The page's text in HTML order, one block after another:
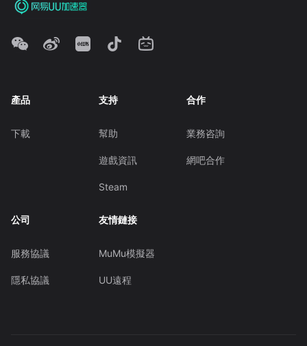
產品
下載
支持
幫助
遊戲資訊
Steam
合作
業務咨詢
網吧合作
公司
服務協議
隱私協議
友情鏈接
MuMu模擬器
UU遠程